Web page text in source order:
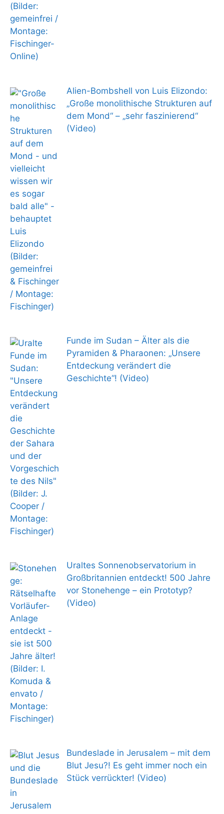
Alien-Bombshell von Luis Elizondo:
„Große monolithische Strukturen auf
dem Mond“ – „sehr faszinierend“
(Video)
Funde im Sudan – Älter als die
Pyramiden & Pharaonen: „Unsere
Entdeckung verändert die
Geschichte“! (Video)
Uraltes Sonnenobservatorium in
Großbritannien entdeckt! 500 Jahre
vor Stonehenge – ein Prototyp?
(Video)
Bundeslade in Jerusalem – mit dem
Blut Jesu?! Es geht immer noch ein
Stück verrückter! (Video)